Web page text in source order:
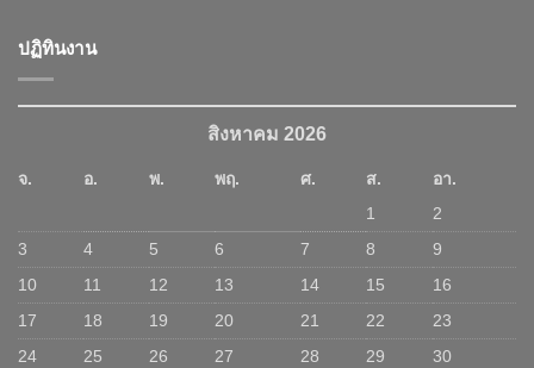
ปฏิทินงาน
สิงหาคม 2026
จ. อ. พ. พฤ. ศ. ส.
อา.
1
2
3
4 5 6 7 8
9
10
11 12 13 14 15
16
17
18 19 20 21 22
23
24
25 26 27 28 29
30